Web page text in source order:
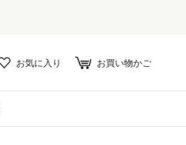
お気に入り お買い物かご